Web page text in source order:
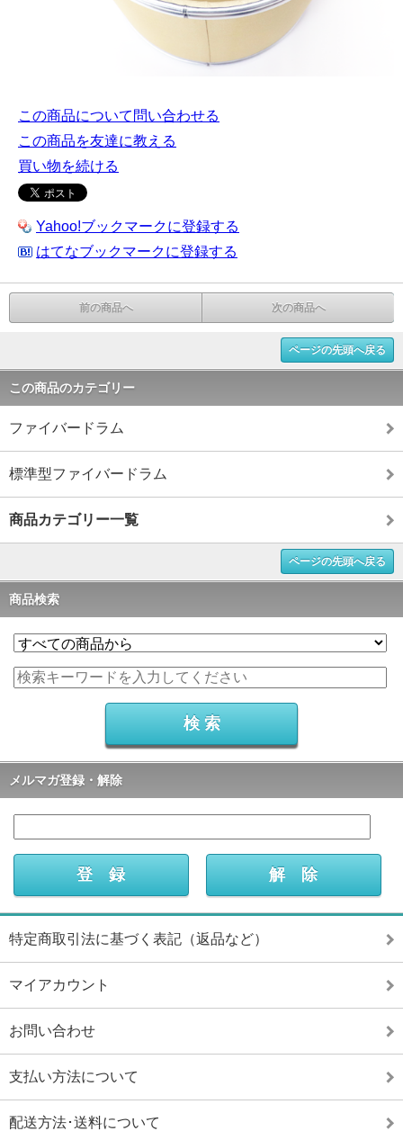
この商品について問い合わせる
この商品を友達に教える
買い物を続ける
Yahoo!ブックマークに登録する
はてなブックマークに登録する
前の商品へ 次の商品へ
ページの先頭へ戻る
この商品のカテゴリー
ファイバードラム
標準型ファイバードラム
商品カテゴリー一覧
ページの先頭へ戻る
商品検索
メルマガ登録・解除
特定商取引法に基づく表記（返品など）
マイアカウント
お問い合わせ
支払い方法について
配送方法･送料について